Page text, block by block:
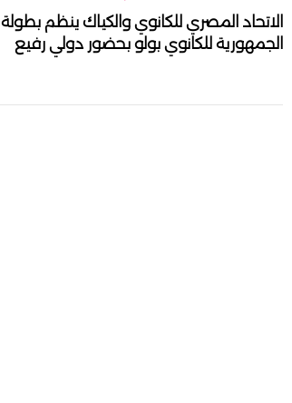
الاتحاد المصري للكانوي والكياك ينظم بطولة
الجمهورية للكانوي بولو بحضور دولي رفيع